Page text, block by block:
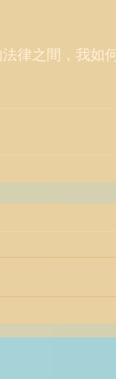
律之間，我如